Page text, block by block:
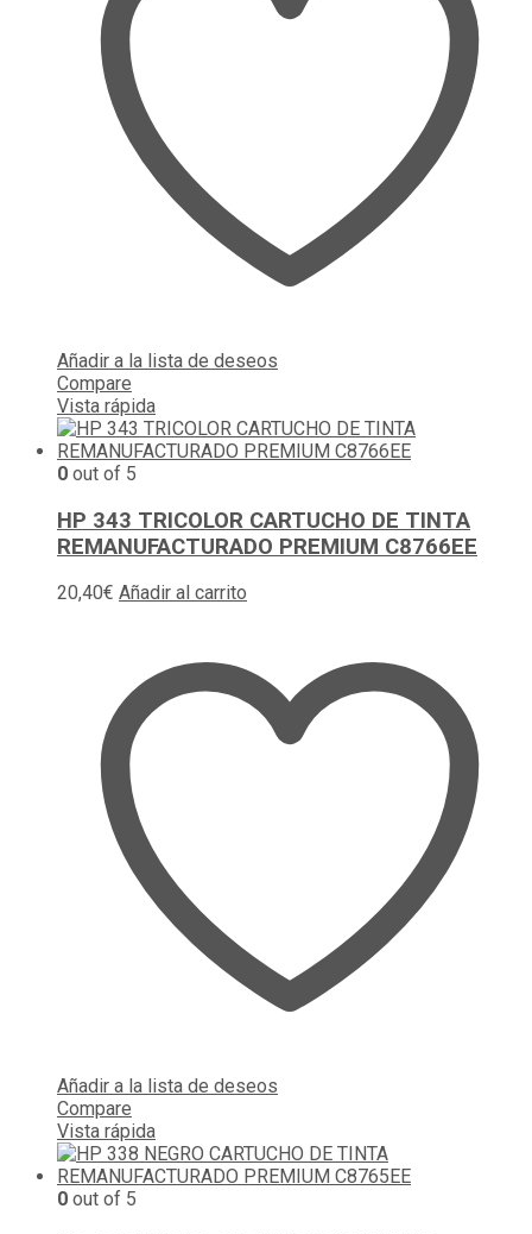
Añadir a la lista de deseos
Compare
Vista rápida
0 out of 5
HP 343 TRICOLOR CARTUCHO DE TINTA
REMANUFACTURADO PREMIUM C8766EE
20,40€ Añadir al carrito
Añadir a la lista de deseos
Compare
Vista rápida
0 out of 5